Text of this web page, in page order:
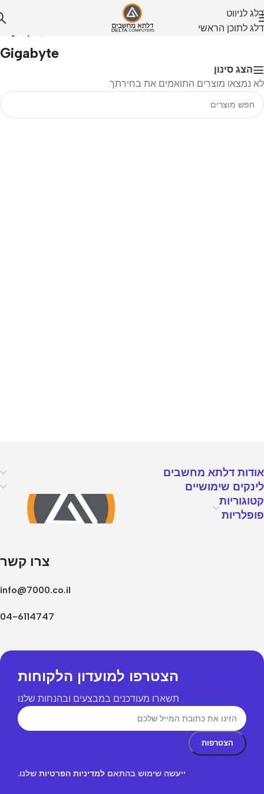
דלג לניווט
דלג לתוכן הראשי
Gigabyte
הצג סינון
לא נמצאו מוצרים התואמים את בחירתך.
אודות דלתא מחשבים
לינקים שימושיים
קטוגוריות
פופלריות
צרו קשר
info@7000.co.il
04-6114747
הצטרפו למועדון הלקוחות
תשארו מעודכנים במבצעים ובהנחות שלנו
ייעשה שימוש בהתאם למדיניות הפרטיות שלנו.